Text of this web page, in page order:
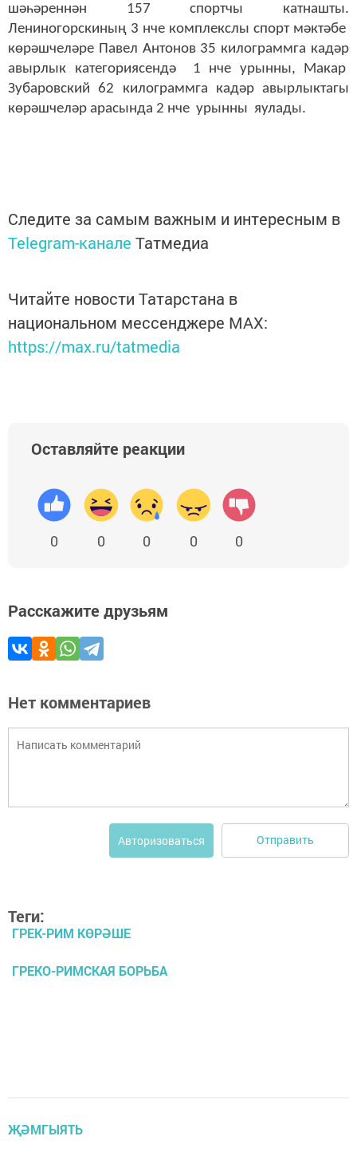
шәһәреннән 157 спортчы катнашты.
Лениногорскиның 3 нче комплекслы спорт мәктәбе
көрәшчеләре Павел Антонов 35 килограммга кадәр
авырлык категориясендә 1 нче урынны, Макар
Зубаровский 62 килограммга кадәр авырлыктагы
көрәшчеләр арасында 2 нче урынны яулады.
Следите за самым важным и интересным в
Telegram-канале Татмедиа
Читайте новости Татарстана в
национальном мессенджере MАХ:
https://max.ru/tatmedia
Оставляйте реакции
0 0 0 0 0
Расскажите друзьям
Нет комментариев
Авторизоваться Отправить
Теги:
ГРЕК-РИМ КӨРӘШЕ
ГРЕКО-РИМСКАЯ БОРЬБА
ҖӘМГЫЯТЬ